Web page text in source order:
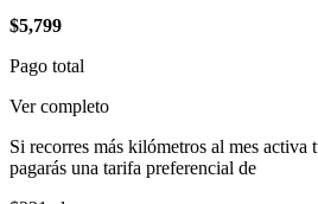
$5,799
Pago total
Ver completo
Si recorres más kilómetros al mes activa
pagarás una tarifa preferencial de